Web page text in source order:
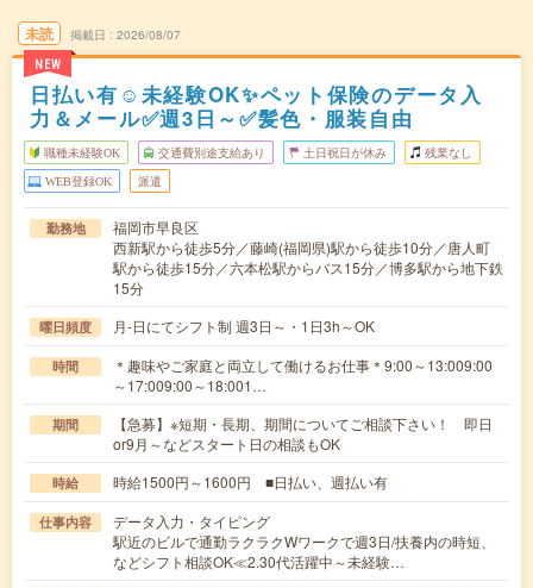
未読
NEW
掲載日 2026/08/07
日払い有☺未経験OK✨ペット保険のデータ入
力＆メール✅週3日～✅髪色・服装自由
職種未経験OK 交通費別途支給あり 土日祝日が休み 残業なし
WEB登録OK 派遣
勤務地
福岡市早良区
西新駅から徒歩5分／藤崎(福岡県)駅から徒歩10分／唐人町
駅から徒歩15分／六本松駅からバス15分／博多駅から地下鉄
15分
曜日頻度 月-日にてシフト制 週3日～・1日3h～OK
時間
＊趣味やご家庭と両立して働けるお仕事＊9:00～13:009:00
～17:009:00～18:001…
期間
【急募】※短期・長期、期間についてご相談下さい！ 即日
or9月～などスタート日の相談もOK
時給 時給1500円～1600円 ■日払い、週払い有
仕事内容
データ入力・タイピング
駅近のビルで通勤ラクラクWワークで週3日/扶養内の時短、
などシフト相談OK≪2.30代活躍中～未経験…